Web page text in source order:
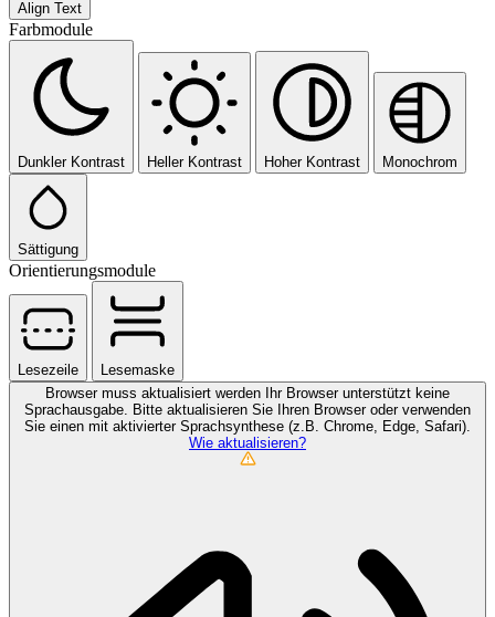
Align Text
Farbmodule
Dunkler Kontrast Heller Kontrast Hoher Kontrast Monochrom
Sättigung
Orientierungsmodule
Lesezeile
Lesemaske
Browser muss aktualisiert werden
Ihr Browser unterstützt keine
Sprachausgabe. Bitte aktualisieren Sie Ihren Browser oder verwenden
Sie einen mit aktivierter Sprachsynthese (z.B. Chrome, Edge, Safari).
Wie aktualisieren?